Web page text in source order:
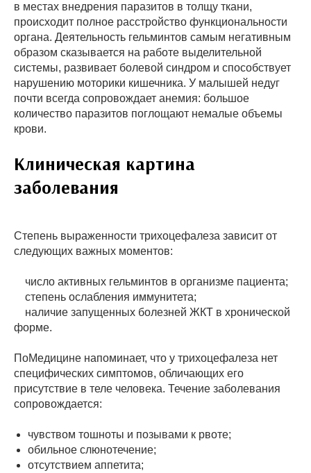
в местах внедрения паразитов в толщу ткани,
происходит полное расстройство функциональности
органа. Деятельность гельминтов самым негативным
образом сказывается на работе выделительной
системы, развивает болевой синдром и способствует
нарушению моторики кишечника. У малышей недуг
почти всегда сопровождает анемия: большое
количество паразитов поглощают немалые объемы
крови.
Клиническая картина
заболевания
Степень выраженности трихоцефалеза зависит от
следующих важных моментов:
число активных гельминтов в организме пациента;
степень ослабления иммунитета;
наличие запущенных болезней ЖКТ в хронической
форме.
ПоМедицине напоминает, что у трихоцефалеза нет
специфических симптомов, обличающих его
присутствие в теле человека. Течение заболевания
сопровождается:
чувством тошноты и позывами к рвоте;
обильное слюнотечение;
отсутствием аппетита;